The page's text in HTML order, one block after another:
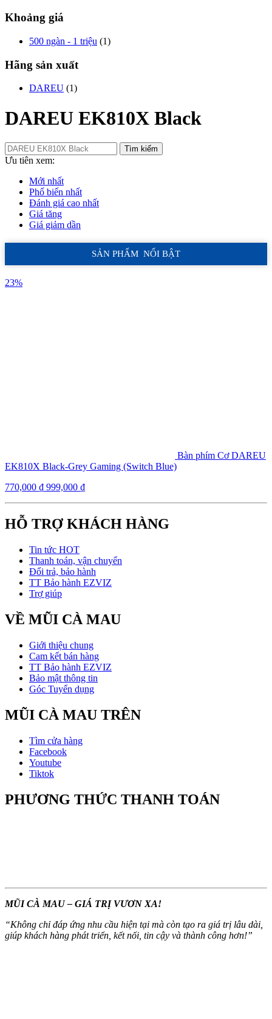
Khoảng giá
500 ngàn - 1 triệu (1)
Hãng sản xuất
DAREU (1)
DAREU EK810X Black
Tìm kiếm
Ưu tiên xem:
Mới nhất
Phổ biến nhất
Đánh giá cao nhất
Giá tăng
Giá giảm dần
SẢN PHẨM NỔI BẬT
23%
Bàn phím Cơ DAREU
EK810X Black-Grey Gaming (Switch Blue)
770,000 ₫ 999,000 ₫
HỖ TRỢ KHÁCH HÀNG
Tin tức HOT
Thanh toán, vận chuyển
Đổi trả, bảo hành
TT Bảo hành EZVIZ
Trợ giúp
VỀ MŨI CÀ MAU
Giới thiệu chung
Cam kết bán hàng
TT Bảo hành EZVIZ
Bảo mật thông tin
Góc Tuyển dụng
MŨI CÀ MAU TRÊN
Tìm cửa hàng
Facebook
Youtube
Tiktok
PHƯƠNG THỨC THANH TOÁN
MŨI CÀ MAU – GIÁ TRỊ VƯƠN XA!
“Không chỉ đáp ứng nhu cầu hiện tại mà còn tạo ra giá trị lâu dài,
giúp khách hàng phát triển, kết nối, tin cậy và thành công hơn!”